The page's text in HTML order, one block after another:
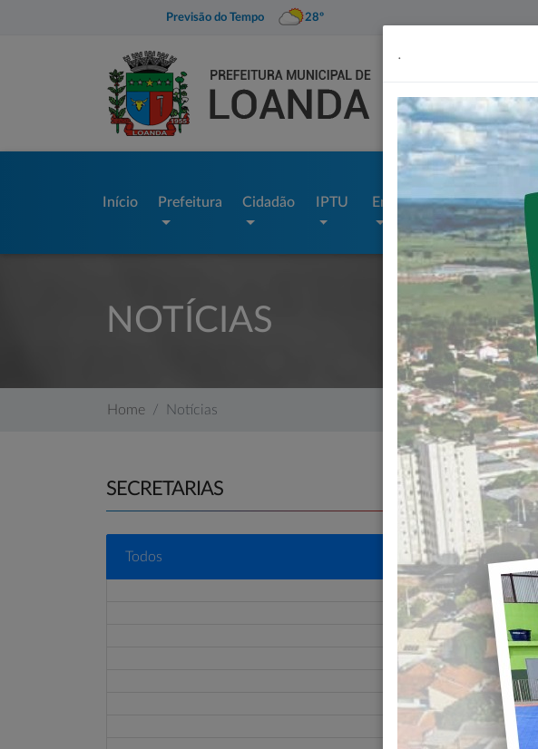
Previsão do Tempo 28º
Início Prefeitura Cidadão IPTU Empresas Imprensa
NOTÍCIAS
Home Notícias
SECRETARIAS
Todos
.